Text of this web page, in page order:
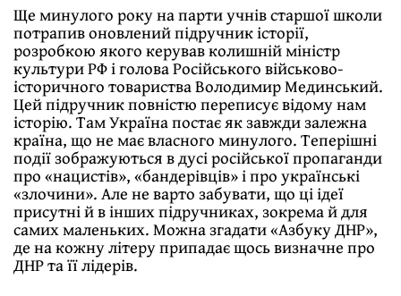
Ще минулого року на парти учнів старшої школи
потрапив оновлений підручник історії,
розробкою якого керував колишній міністр
культури РФ і голова Російського військово-
історичного товариства Володимир Мединський.
Цей підручник повністю переписує відому нам
історію. Там Україна постає як завжди залежна
країна, що не має власного минулого. Теперішні
події зображуються в дусі російської пропаганди
про «нацистів», «бандерівців» і про українські
«злочини». Але не варто забувати, що ці ідеї
присутні й в інших підручниках, зокрема й для
самих маленьких. Можна згадати «Азбуку ДНР»,
де на кожну літеру припадає щось визначне про
ДНР та її лідерів.